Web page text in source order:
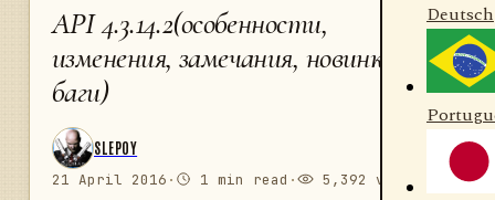
Deutsch
API 4.3.14.2(особенности,
изменения, замечания, новинки,
баги)
SLEPOY
21 April 2016 · 1 min read · 5,392 views